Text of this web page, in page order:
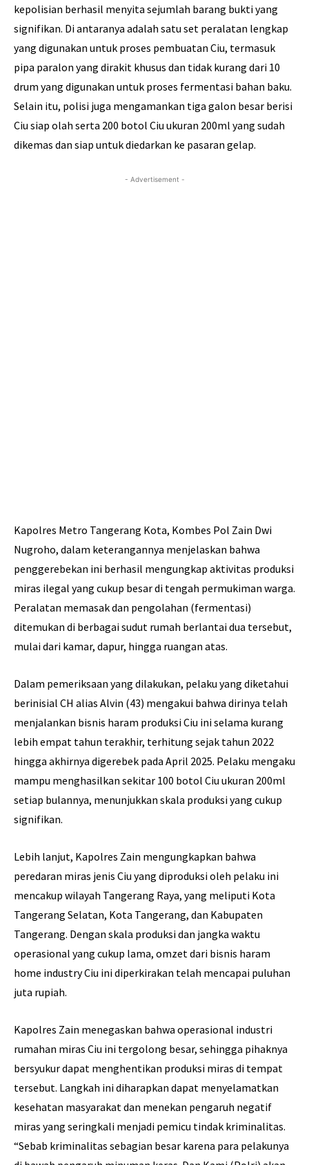
kepolisian berhasil menyita sejumlah barang bukti yang
signifikan. Di antaranya adalah satu set peralatan lengkap
yang digunakan untuk proses pembuatan Ciu, termasuk
pipa paralon yang dirakit khusus dan tidak kurang dari 10
drum yang digunakan untuk proses fermentasi bahan baku.
Selain itu, polisi juga mengamankan tiga galon besar berisi
Ciu siap olah serta 200 botol Ciu ukuran 200ml yang sudah
dikemas dan siap untuk diedarkan ke pasaran gelap.
- Advertisement -
Kapolres Metro Tangerang Kota, Kombes Pol Zain Dwi
Nugroho, dalam keterangannya menjelaskan bahwa
penggerebekan ini berhasil mengungkap aktivitas produksi
miras ilegal yang cukup besar di tengah permukiman warga.
Peralatan memasak dan pengolahan (fermentasi)
ditemukan di berbagai sudut rumah berlantai dua tersebut,
mulai dari kamar, dapur, hingga ruangan atas.
Dalam pemeriksaan yang dilakukan, pelaku yang diketahui
berinisial CH alias Alvin (43) mengakui bahwa dirinya telah
menjalankan bisnis haram produksi Ciu ini selama kurang
lebih empat tahun terakhir, terhitung sejak tahun 2022
hingga akhirnya digerebek pada April 2025. Pelaku mengaku
mampu menghasilkan sekitar 100 botol Ciu ukuran 200ml
setiap bulannya, menunjukkan skala produksi yang cukup
signifikan.
Lebih lanjut, Kapolres Zain mengungkapkan bahwa
peredaran miras jenis Ciu yang diproduksi oleh pelaku ini
mencakup wilayah Tangerang Raya, yang meliputi Kota
Tangerang Selatan, Kota Tangerang, dan Kabupaten
Tangerang. Dengan skala produksi dan jangka waktu
operasional yang cukup lama, omzet dari bisnis haram
home industry Ciu ini diperkirakan telah mencapai puluhan
juta rupiah.
Kapolres Zain menegaskan bahwa operasional industri
rumahan miras Ciu ini tergolong besar, sehingga pihaknya
bersyukur dapat menghentikan produksi miras di tempat
tersebut. Langkah ini diharapkan dapat menyelamatkan
kesehatan masyarakat dan menekan pengaruh negatif
miras yang seringkali menjadi pemicu tindak kriminalitas.
“Sebab kriminalitas sebagian besar karena para pelakunya